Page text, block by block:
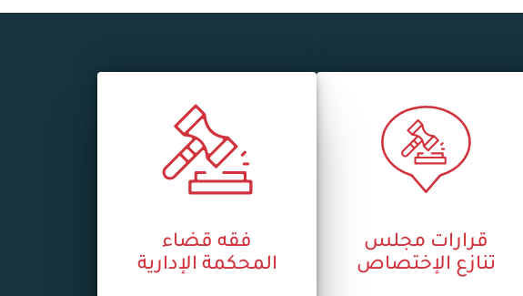
قرارات مجلس
تنازع الإختصاص
فقه قضاء
المحكمة الإدارية